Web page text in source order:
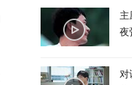
主
夜
对